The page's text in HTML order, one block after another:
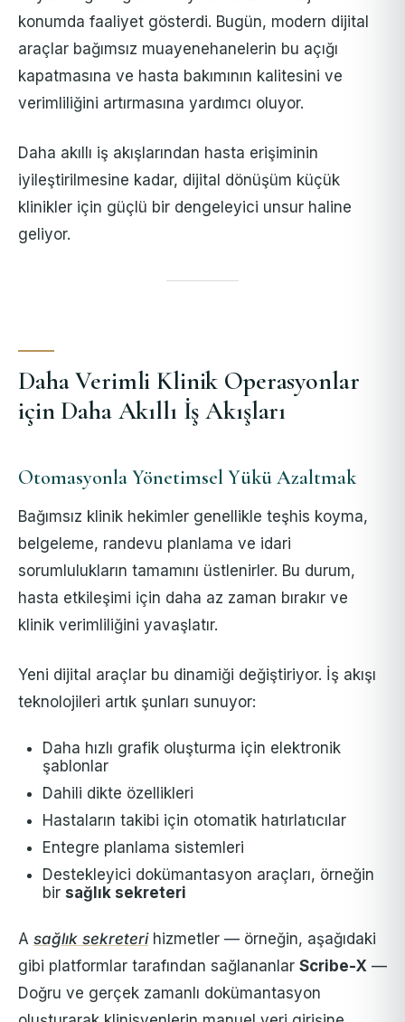
konumda faaliyet gösterdi. Bugün, modern dijital
araçlar bağımsız muayenehanelerin bu açığı
kapatmasına ve hasta bakımının kalitesini ve
verimliliğini artırmasına yardımcı oluyor.
Daha akıllı iş akışlarından hasta erişiminin
iyileştirilmesine kadar, dijital dönüşüm küçük
klinikler için güçlü bir dengeleyici unsur haline
geliyor.
Daha Verimli Klinik Operasyonlar
için Daha Akıllı İş Akışları
Otomasyonla Yönetimsel Yükü Azaltmak
Bağımsız klinik hekimler genellikle teşhis koyma,
belgeleme, randevu planlama ve idari
sorumlulukların tamamını üstlenirler. Bu durum,
hasta etkileşimi için daha az zaman bırakır ve
klinik verimliliğini yavaşlatır.
Yeni dijital araçlar bu dinamiği değiştiriyor. İş akışı
teknolojileri artık şunları sunuyor:
Daha hızlı grafik oluşturma için elektronik
şablonlar
Dahili dikte özellikleri
Hastaların takibi için otomatik hatırlatıcılar
Entegre planlama sistemleri
Destekleyici dokümantasyon araçları, örneğin
bir sağlık sekreteri
A sağlık sekreterihizmetler — örneğin, aşağıdaki
gibi platformlar tarafından sağlananlar Scribe-X —
Doğru ve gerçek zamanlı dokümantasyon